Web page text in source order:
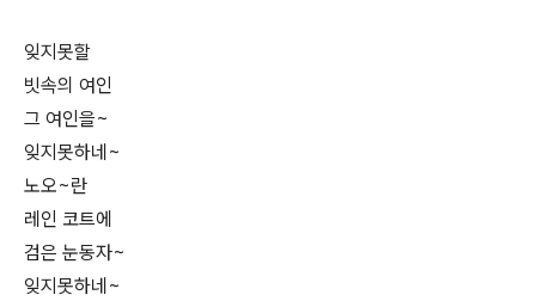
잊지못할
빗속의 여인
그 여인을~
잊지못하네~
노오~란
레인 코트에
검은 눈동자~
잊지못하네~